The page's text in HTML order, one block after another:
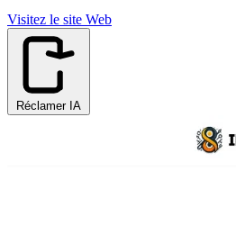
Visitez le site Web
Réclamer IA